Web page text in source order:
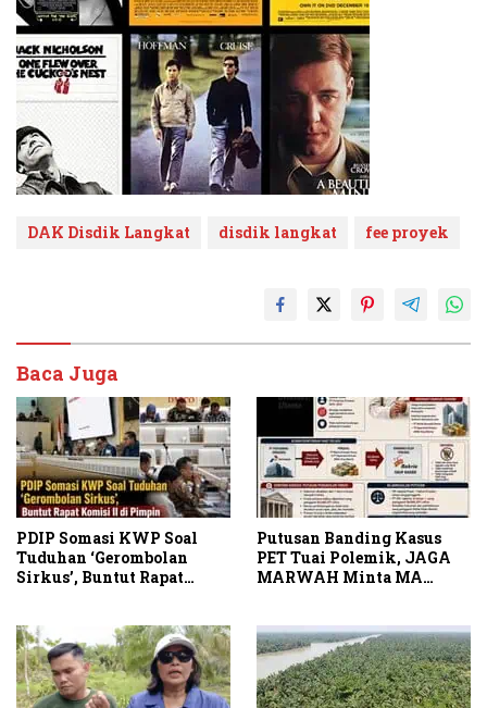
DAK Disdik Langkat disdik langkat fee proyek
Baca Juga
PDIP Somasi KWP Soal
Tuduhan ‘Gerombolan
Sirkus’, Buntut Rapat
Putusan Banding Kasus
PET Tuai Polemik, JAGA
MARWAH Minta MA